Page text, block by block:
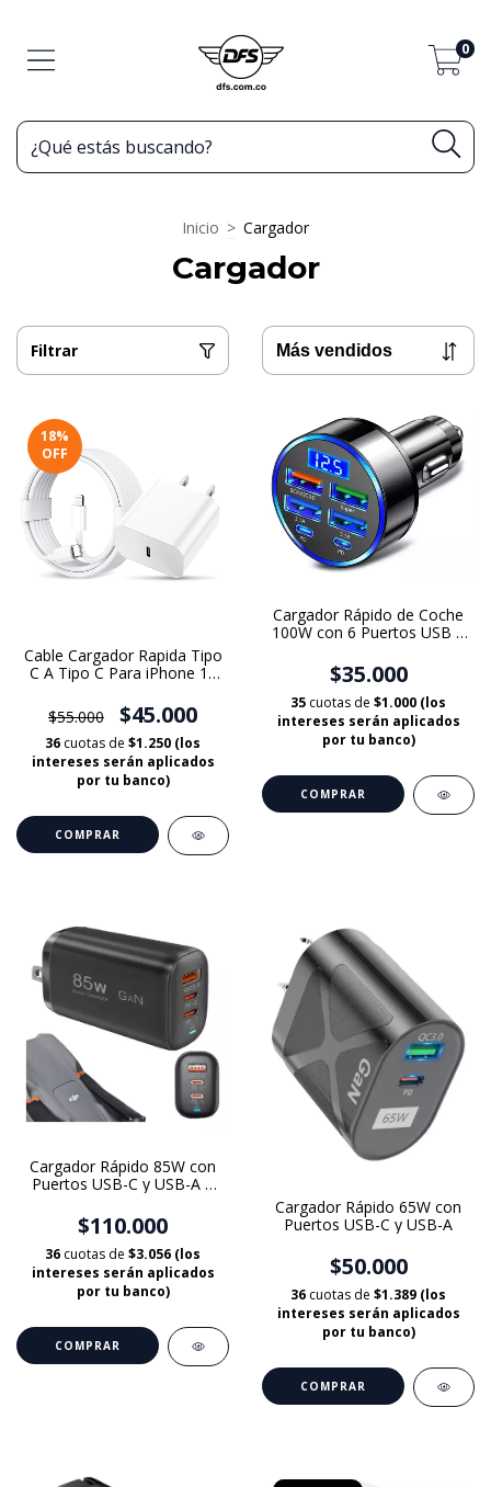
0
Inicio > Cargador
Cargador
Filtrar
18%
OFF
Cable Cargador Rapida Tipo
C A Tipo C Para iPhone 15
$55.000
$45.000
36 cuotas de $1.250 (los
intereses serán aplicados
por tu banco)
Cargador Rápido de Coche
100W con 6 Puertos USB –
Xiaomi, Samsung y Más
$35.000
35 cuotas de $1.000 (los
intereses serán aplicados
por tu banco)
Cargador Rápido 85W con
Puertos USB-C y USB-A –
y Más
$110.000
36 cuotas de $3.056 (los
intereses serán aplicados
por tu banco)
Cargador Rápido 65W con
Puertos USB-C y USB-A
$50.000
36 cuotas de $1.389 (los
intereses serán aplicados
por tu banco)
COMPRAR